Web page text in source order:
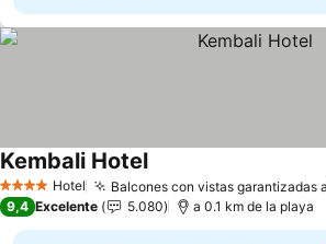
4 EstrellasHotel Balcones con vistas garantizadas
Kembali HotelVer precios
9,4 Excelente 5.080 a 0.1 km de la playa